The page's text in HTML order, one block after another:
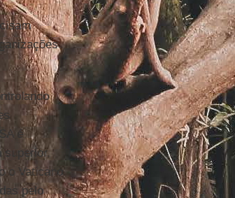
é
superior,
o Vaticano
pelo